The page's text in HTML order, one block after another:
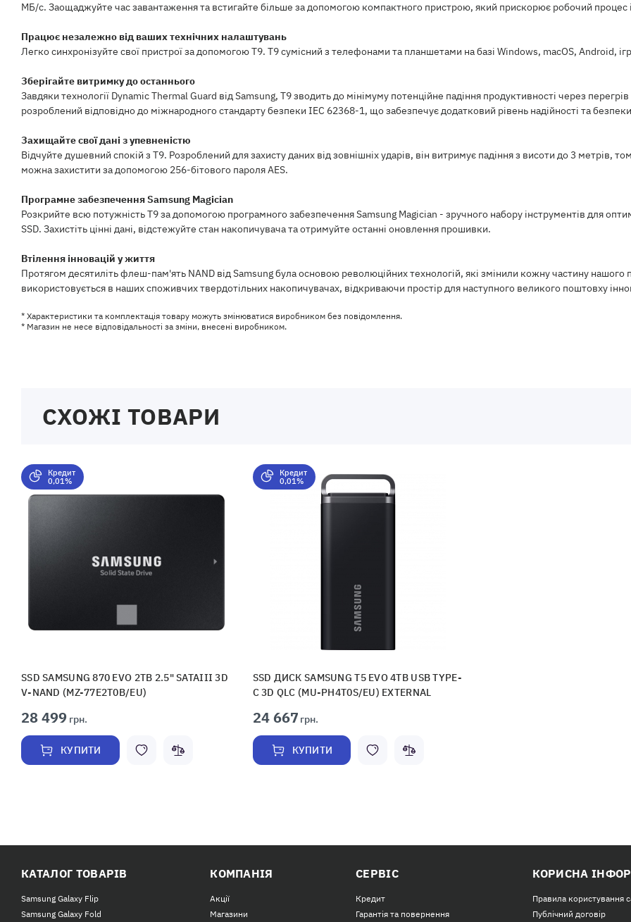
МБ/с. Заощаджуйте час завантаження та встигайте більше за допомогою компактного пристрою, який прискорює робочий процес
Працює незалежно від ваших технічних налаштувань
Легко синхронізуйте свої пристрої за допомогою T9. T9 сумісний з телефонами та планшетами на базі Windows, macOS, Android,
Зберігайте витримку до останнього
Завдяки технології Dynamic Thermal Guard від Samsung, T9 зводить до мінімуму потенційне падіння продуктивності через
розроблений відповідно до міжнародного стандарту безпеки IEC 62368-1, що забезпечує додатковий рівень надійності та
Захищайте свої дані з упевненістю
Відчуйте душевний спокій з T9. Розроблений для захисту даних від зовнішніх ударів, він витримує падіння з висоти до 3 метрів,
можна захистити за допомогою 256-бітового пароля AES.
Програмне забезпечення Samsung Magician
Розкрийте всю потужність T9 за допомогою програмного забезпечення Samsung Magician - зручного набору інструментів для
SSD. Захистіть цінні дані, відстежуйте стан накопичувача та отримуйте останні оновлення прошивки.
Втілення інновацій у життя
Протягом десятиліть флеш-пам'ять NAND від Samsung була основою революційних технологій, які змінили кожну частину
використовується в наших споживчих твердотільних накопичувачах, відкриваючи простір для наступного великого поштовху
* Характеристики та комплектація товару можуть змінюватися виробником без повідомлення.
* Магазин не несе відповідальності за зміни, внесені виробником.
СХОЖІ ТОВАРИ
Кредит
0,01%
SSD SAMSUNG 870 EVO 2TB 2.5" SATAIII 3D
V-NAND (MZ-77E2T0B/EU)
28 499 грн.
КУПИТИ
Кредит
0,01%
SSD ДИСК SAMSUNG T5 EVO 4TB USB TYPE-
C 3D QLC (MU-PH4T0S/EU) EXTERNAL
24 667 грн.
КУПИТИ
КАТАЛОГ ТОВАРІВ
Samsung Galaxy Flip
Samsung Galaxy Fold
КОМПАНІЯ
Акції
Магазини
СЕРВІС
Кредит
Гарантія та повернення
КОРИСНА
Правила користування
Публічний договір